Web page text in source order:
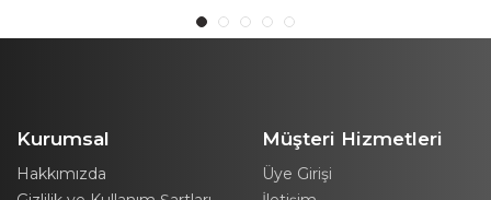
Kurumsal
Hakkımızda
Müşteri Hizmetleri
Üye Girişi